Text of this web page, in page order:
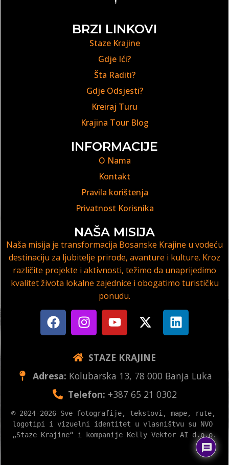
BRZI LINKOVI
Staze Krajine
Gdje Ići?
Šta Raditi?
Gdje Odsjesti?
Kreiraj Turu
Krajina Tour Blog
INFORMACIJE
O Nama
Kontakt
Pravila korištenja
Privatnost Korisnika
NAŠA MISIJA
Naša misija je transformacija Bosanske Krajine u vodeću
destinaciju za ljubitelje prirode, avanture i kulture. Kroz
različite projekte i aktivnosti, težimo da unaprijedimo
kvalitet života lokalne zajednice i obogatimo turističku
ponudu.
STAZE KRAJINE
Adresa: Kolubarska 13, 78 000 Banja Luka
Telefon: +387 65 21 0302
© 2024-2026 Sve fotografije, tekstovi, mape, rute,
logotipi i vizuelni identitet u vlasništvu su NVO
„Staze Krajine“ i kompanije Kelly Vektor AI d.o.o.